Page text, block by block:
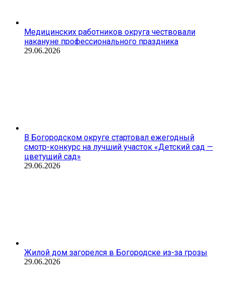
Медицинских работников округа чествовали
накануне профессионального праздника
29.06.2026
В Богородском округе стартовал ежегодный
смотр-конкурс на лучший участок «Детский сад —
цветущий сад»
29.06.2026
Жилой дом загорелся в Богородске из-за грозы
29.06.2026